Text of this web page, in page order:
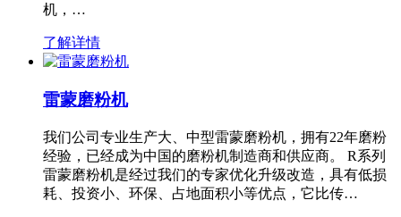
机，…
了解详情
雷蒙磨粉机
我们公司专业生产大、中型雷蒙磨粉机，拥有22年磨粉
经验，已经成为中国的磨粉机制造商和供应商。 R系列
雷蒙磨粉机是经过我们的专家优化升级改造，具有低损
耗、投资小、环保、占地面积小等优点，它比传…